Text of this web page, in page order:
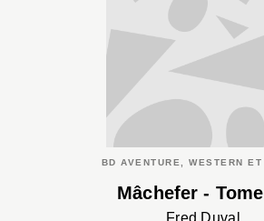
BD AVENTURE, WESTERN
Mâchefer -